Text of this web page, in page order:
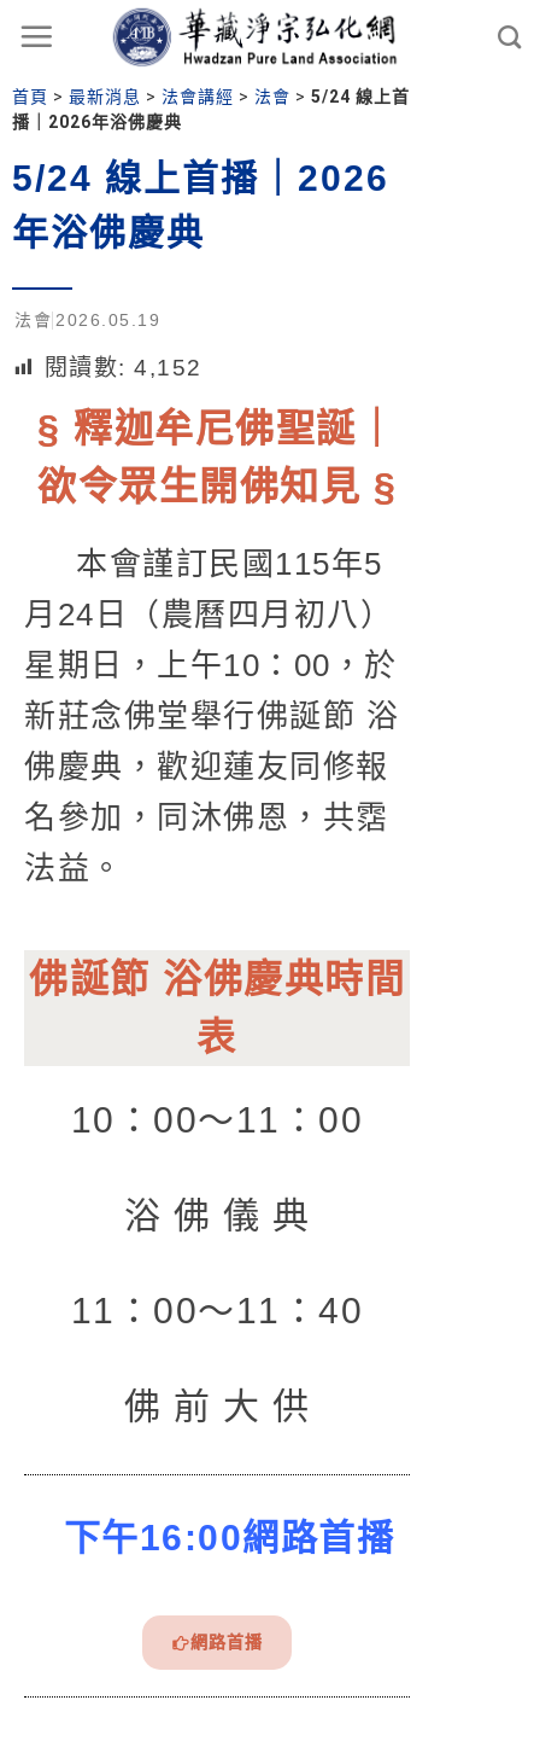
首頁 > 最新消息 > 法會講經 > 法會 > 5/24 線上首
播｜2026年浴佛慶典
5/24 線上首播｜2026
年浴佛慶典
法會 2026.05.19
閱讀數: 4,152
§ 釋迦牟尼佛聖誕｜
欲令眾生開佛知見 §
本會謹訂民國115年5
月24日（農曆四月初八）
星期日，上午10：00，於
新莊念佛堂舉行佛誕節 浴
佛慶典，歡迎蓮友同修報
名參加，同沐佛恩，共霑
法益。
佛誕節 浴佛慶典時間
表
10：00～11：00
浴 佛 儀 典
11：00～11：40
佛 前 大 供
下午16:00網路首播
網路首播